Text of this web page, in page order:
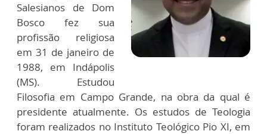
Salesianos de Dom
Bosco fez sua
profissão religiosa
em 31 de janeiro de
1988, em Indápolis
(MS). Estudou
Filosofia em Campo Grande, na obra da qual é
presidente atualmente. Os estudos de Teologia
foram realizados no Instituto Teológico Pio XI, em